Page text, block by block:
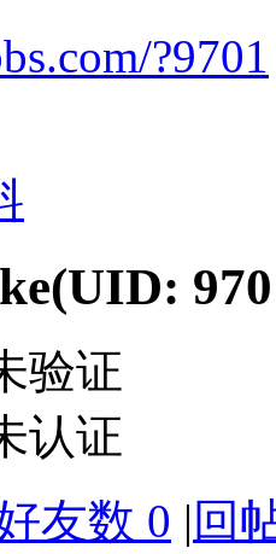
?9701
(UID:
验证
认证
友数 0 | 回